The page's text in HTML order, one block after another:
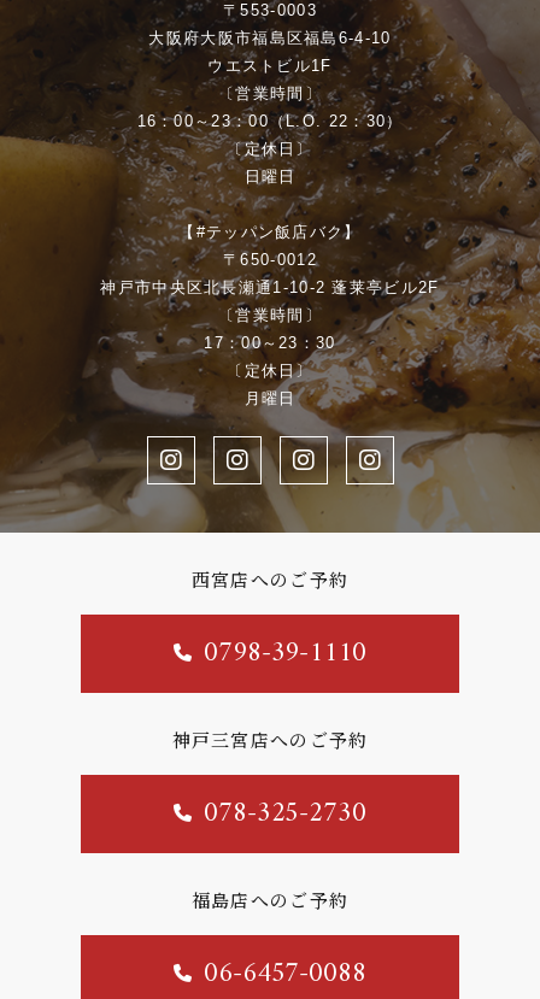
〒553-0003
大阪府大阪市福島区福島6-4-10
ウエストビル1F
〔営業時間〕
16：00～23：00（L.O. 22：30）
〔定休日〕
日曜日
【#テッパン飯店バク】
〒650-0012
神戸市中央区北長瀬通1-10-2 蓬莱亭ビル2F
〔営業時間〕
17：00～23：30
〔定休日〕
月曜日
西宮店へのご予約
0798-39-1110
神戸三宮店へのご予約
078-325-2730
福島店へのご予約
06-6457-0088